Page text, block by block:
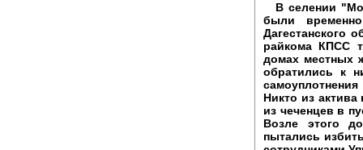
В селении
были
Дагестанского
райкома КПСС
домах местных
обратились к
Никто из
из чеченцев в
Возле этого
пытались